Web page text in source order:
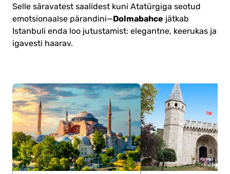
Selle säravatest saalidest kuni Atatürgiga seotud
emotsionaalse pärandini—Dolmabahce jätkab
Istanbuli enda loo jutustamist: elegantne, keerukas ja
igavesti haarav.